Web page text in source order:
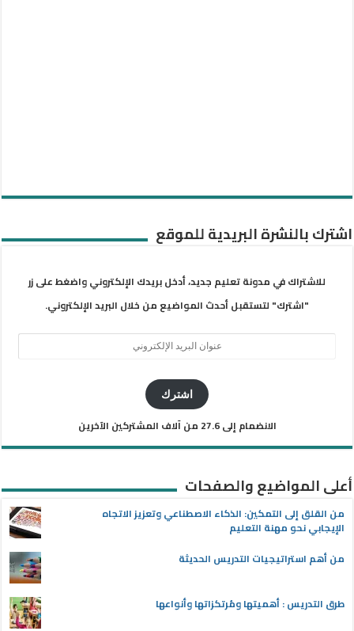
اشترك بالنشرة البريدية للموقع
للاشتراك في مدونة تعليم جديد، أدخل بريدك الإلكتروني واضغط على زر
"اشترك" لتستقبل أحدث المواضيع من خلال البريد الإلكتروني.
اشترك
الانضمام إلى 27.6 من آلاف المشتركين الآخرين
أعلى المواضيع والصفحات
من القلق إلى التمكين: الذكاء الاصطناعي وتعزيز الاتجاه
الإيجابي نحو مهنة التعليم
من أهم استراتيجيات التدريس الحديثة
طرق التدريس : أهميتها ومُرتكزاتها وأنواعها